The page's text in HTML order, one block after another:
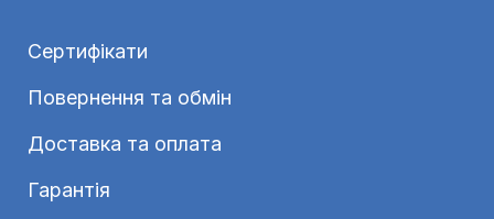
Сертифікати
Повернення та обмін
Доставка та оплата
Гарантія